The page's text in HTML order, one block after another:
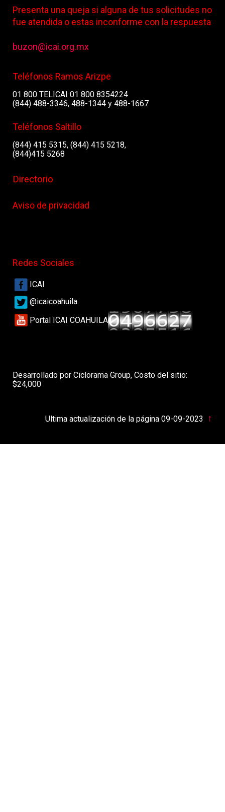
Presenta una queja si alguna de tus solicitudes no
fue atendida o estas inconforme con la respuesta
buzon@icai.org.mx
Teléfonos Ramos Arizpe
01 800 TELICAI 01 800 8354224
(844) 488-3346, 488-1344 y 488-1667
Teléfonos Saltillo
(844) 415 5315, (844) 415 5218,
(844)415 5268
Directorio
Aviso de privacidad
Redes Sociales
ICAI
@icaicoahuila
Portal ICAI COAHUILA
Desarrollado por Ciclorama Group, Costo del sitio:
$24,000
Ultima actualización de la página 09-09-2023 ↑